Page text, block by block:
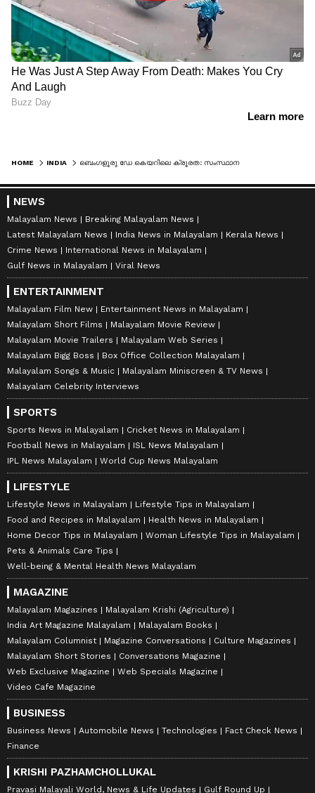
HOME INDIA ബെംഗളൂരു ഡേ കെയറിലെ ക്രൂരത: സംസ്ഥാനവ്യാപക പരിശോധനയ്ക്ക് നിർദ്ദേശം
NEWS
Malayalam News
Breaking Malayalam News
Latest Malayalam News
India News in Malayalam
Kerala News
Crime News
International News in Malayalam
Gulf News in Malayalam
Viral News
ENTERTAINMENT
Malayalam Film New
Entertainment News in Malayalam
Malayalam Short Films
Malayalam Movie Review
Malayalam Movie Trailers
Malayalam Web Series
Malayalam Bigg Boss
Box Office Collection Malayalam
Malayalam Songs & Music
Malayalam Miniscreen & TV News
Malayalam Celebrity Interviews
SPORTS
Sports News in Malayalam
Cricket News in Malayalam
Football News in Malayalam
ISL News Malayalam
IPL News Malayalam
World Cup News Malayalam
LIFESTYLE
Lifestyle News in Malayalam
Lifestyle Tips in Malayalam
Food and Recipes in Malayalam
Health News in Malayalam
Home Decor Tips in Malayalam
Woman Lifestyle Tips in Malayalam
Pets & Animals Care Tips
Well-being & Mental Health News Malayalam
MAGAZINE
Malayalam Magazines
Malayalam Krishi (Agriculture)
India Art Magazine Malayalam
Malayalam Books
Malayalam Columnist
Magazine Conversations
Culture Magazines
Malayalam Short Stories
Conversations Magazine
Web Exclusive Magazine
Web Specials Magazine
Video Cafe Magazine
BUSINESS
Business News Automobile News Technologies
Fact Check News
Finance
KRISHI PAZHAMCHOLLUKAL
Pravasi Malayali World, News & Life Updates Gulf Round Up